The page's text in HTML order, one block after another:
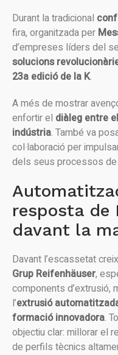
Durant la tradicional
fira, organitzada per
d’empreses líders del
solucions
23a edició de la K.
A més de mostrar
enfortir el diàleg entre
indústria. També va
col·laboració per
dels seus processos
resposta de
davant la
Davant l’escassetat
Grup Reifenhäuser,
components d’extrusió,
l’extrusió
formació innovadora.
objectiu clar: millorar el
de perfils tècnics